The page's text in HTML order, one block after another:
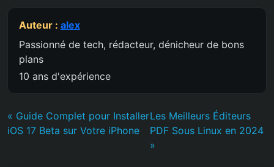
Auteur : alex
Passionné de tech, rédacteur, dénicheur de bons
plans
10 ans d'expérience
« Guide Complet pour Installer
iOS 17 Beta sur Votre iPhone
Les Meilleurs Éditeurs
PDF Sous Linux en 2024
»